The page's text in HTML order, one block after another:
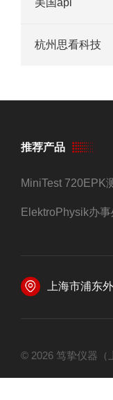
美国api
杭州思看科技
推荐产品
MiniTest 720EPK
ElektroPhysik办事
上海市浦东
© 2026 笃挚仪器